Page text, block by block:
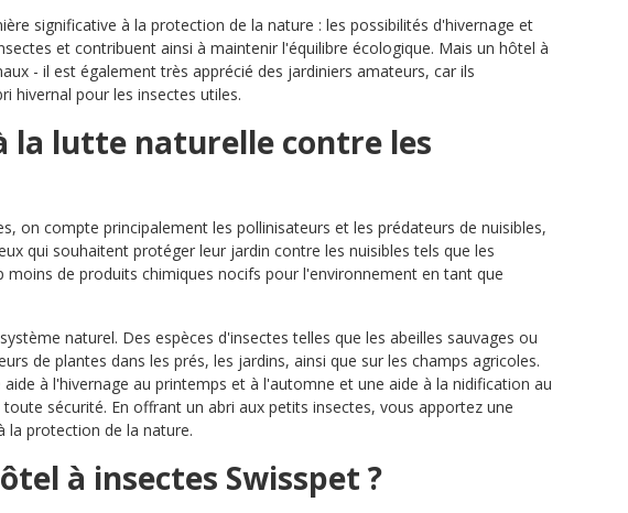
significative à la protection de la nature : les possibilités d'hivernage et
et contribuent ainsi à maintenir l'équilibre écologique. Mais un hôtel à
- il est également très apprécié des jardiniers amateurs, car ils
hivernal pour les insectes utiles.
la lutte naturelle contre les
on compte principalement les pollinisateurs et les prédateurs de nuisibles,
qui souhaitent protéger leur jardin contre les nuisibles tels que les
de produits chimiques nocifs pour l'environnement en tant que
naturel. Des espèces d'insectes telles que les abeilles sauvages ou
de plantes dans les prés, les jardins, ainsi que sur les champs agricoles.
à l'hivernage au printemps et à l'automne et une aide à la nidification au
sécurité. En offrant un abri aux petits insectes, vous apportez une
la protection de la nature.
à insectes Swisspet ?